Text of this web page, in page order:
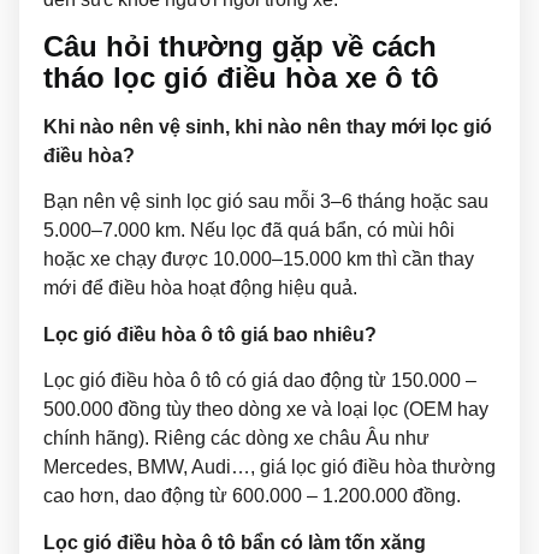
Câu hỏi thường gặp về cách
tháo lọc gió điều hòa xe ô tô
Khi nào nên vệ sinh, khi nào nên thay mới lọc gió
điều hòa?
Bạn nên vệ sinh lọc gió sau mỗi 3–6 tháng hoặc sau
5.000–7.000 km. Nếu lọc đã quá bẩn, có mùi hôi
hoặc xe chạy được 10.000–15.000 km thì cần thay
mới để điều hòa hoạt động hiệu quả.
Lọc gió điều hòa ô tô giá bao nhiêu?
Lọc gió điều hòa ô tô có giá dao động từ 150.000 –
500.000 đồng tùy theo dòng xe và loại lọc (OEM hay
chính hãng). Riêng các dòng xe châu Âu như
Mercedes, BMW, Audi…, giá lọc gió điều hòa thường
cao hơn, dao động từ 600.000 – 1.200.000 đồng.
Lọc gió điều hòa ô tô bẩn có làm tốn xăng